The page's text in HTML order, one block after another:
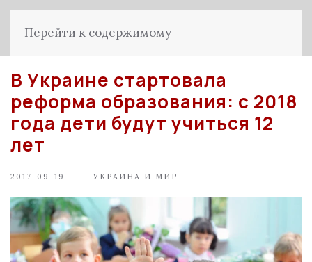
Перейти к содержимому
В Украине стартовала
реформа образования: с 2018
года дети будут учиться 12
лет
2017-09-19 УКРАИНА И МИР